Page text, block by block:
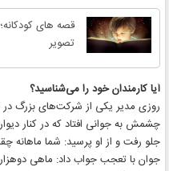
تصویر
آیا کارمندان خود را می‌شناسید؟
روزی مدیر یکی از شرکت‌های بزرگ
چشمش به جوانی افتاد که در کنار
جلو رفت و از او پرسید: شما ماهانه
جوان با تعجب جواب داد: ماهی دوهزار